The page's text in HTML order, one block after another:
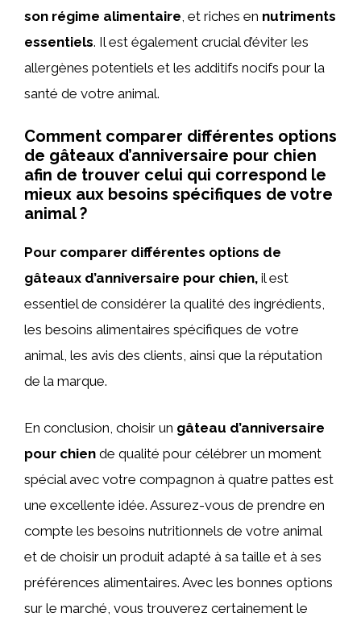
son régime alimentaire , et riches en nutriments
essentiels. Il est également crucial d’éviter les
allergènes potentiels et les additifs nocifs pour la
santé de votre animal.
Comment comparer différentes options
de gâteaux d’anniversaire pour chien
afin de trouver celui qui correspond le
mieux aux besoins spécifiques de votre
animal ?
Pour comparer différentes options de
gâteaux d’anniversaire pour chien, il est
essentiel de considérer la qualité des ingrédients,
les besoins alimentaires spécifiques de votre
animal, les avis des clients, ainsi que la réputation
de la marque.
En conclusion, choisir un gâteau d’anniversaire
pour chien de qualité pour célébrer un moment
spécial avec votre compagnon à quatre pattes est
une excellente idée. Assurez-vous de prendre en
compte les besoins nutritionnels de votre animal
et de choisir un produit adapté à sa taille et à ses
préférences alimentaires. Avec les bonnes options
sur le marché, vous trouverez certainement le